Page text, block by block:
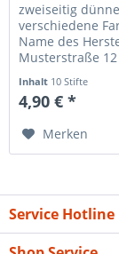
zweiseitig
verschiedene
Name des
Musterstraße
Inhalt 10 Stifte
4,90 € *
Merken
Service Hotline